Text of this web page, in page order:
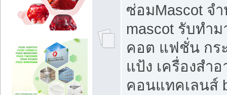
ซ่อมMascot จ
mascot รับทำ
คอต แฟชั่น กระ
แป้ง เครื่องสำ
คอนแทคเลนส์